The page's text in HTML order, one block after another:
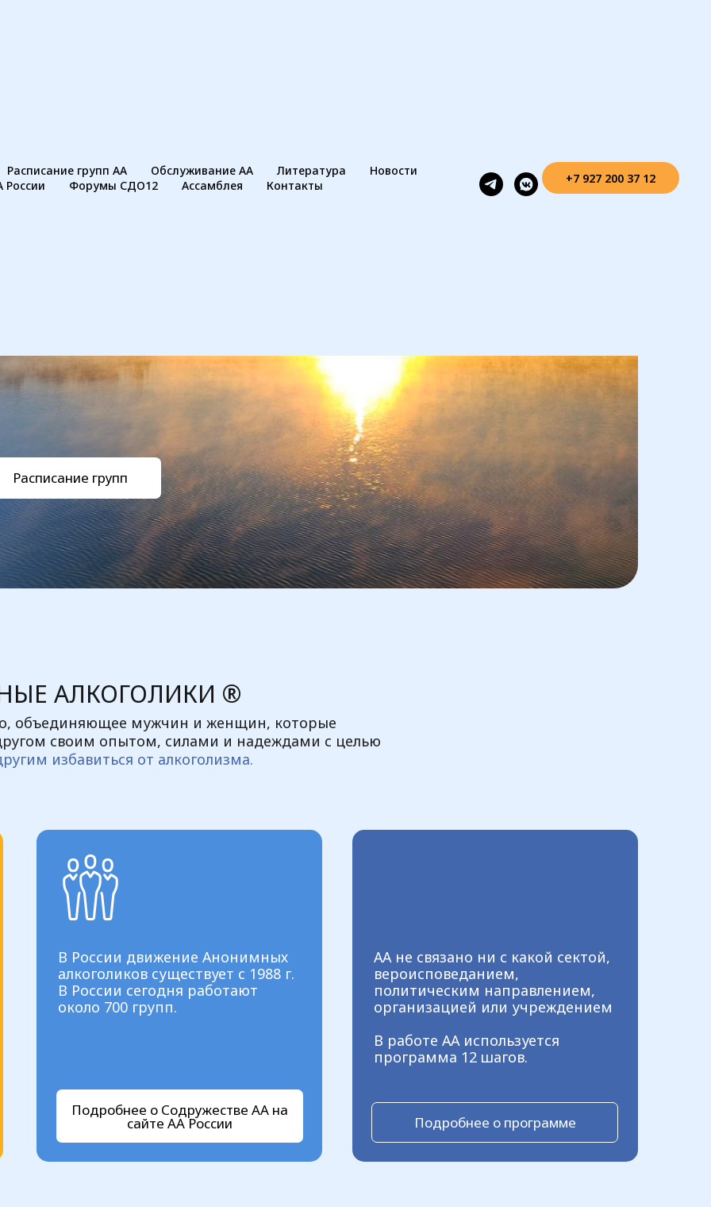
Расписание групп АА Обслуживание АА Литература
Новости
России
Форумы СДО12 Ассамблея Контакты +7 927 200 37 12
Расписание групп
объединяющее мужчин и женщин, которые
своим опытом, силами и надеждами с целью
избавиться от алкоголизма.
АЛКОГОЛИКИ ®
В России движение Анонимных
алкоголиков существует с 1988 г.
В России сегодня работают
около 700 групп.
АА не связано ни с какой сектой,
вероисповеданием,
политическим направлением,
организацией или учреждением
В работе АА используется
программа 12 шагов.
Подробнее о программе
Подробнее о Содружестве АА на
сайте АА России